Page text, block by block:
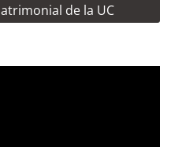
de la UC